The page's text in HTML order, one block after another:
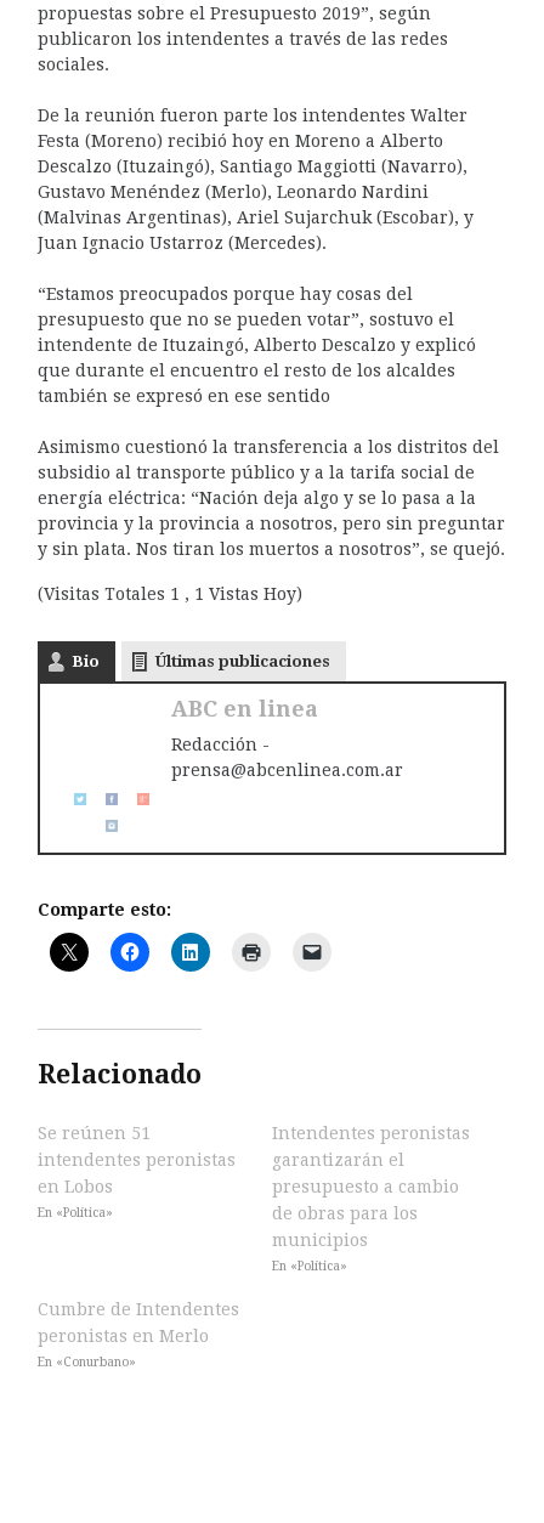
propuestas sobre el Presupuesto 2019”, según
publicaron los intendentes a través de las redes
sociales.
De la reunión fueron parte los intendentes Walter
Festa (Moreno) recibió hoy en Moreno a Alberto
Descalzo (Ituzaingó), Santiago Maggiotti (Navarro),
Gustavo Menéndez (Merlo), Leonardo Nardini
(Malvinas Argentinas), Ariel Sujarchuk (Escobar), y
Juan Ignacio Ustarroz (Mercedes).
“Estamos preocupados porque hay cosas del
presupuesto que no se pueden votar”, sostuvo el
intendente de Ituzaingó, Alberto Descalzo y explicó
que durante el encuentro el resto de los alcaldes
también se expresó en ese sentido
Asimismo cuestionó la transferencia a los distritos del
subsidio al transporte público y a la tarifa social de
energía eléctrica: “Nación deja algo y se lo pasa a la
provincia y la provincia a nosotros, pero sin preguntar
y sin plata. Nos tiran los muertos a nosotros”, se quejó.
(Visitas Totales 1 , 1 Vistas Hoy)
Bio Últimas publicaciones
ABC en linea
Redacción -
prensa@abcenlinea.com.ar
Comparte esto:
Relacionado
Se reúnen 51
intendentes peronistas
en Lobos
En «Política»
Intendentes peronistas
garantizarán el
presupuesto a cambio
de obras para los
municipios
En «Política»
Cumbre de Intendentes
peronistas en Merlo
En «Conurbano»